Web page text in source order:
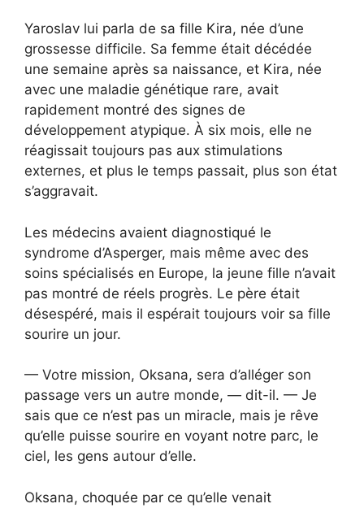
Yaroslav lui parla de sa fille Kira, née d’une
grossesse difficile. Sa femme était décédée
une semaine après sa naissance, et Kira, née
avec une maladie génétique rare, avait
rapidement montré des signes de
développement atypique. À six mois, elle ne
réagissait toujours pas aux stimulations
externes, et plus le temps passait, plus son état
s’aggravait.
Les médecins avaient diagnostiqué le
syndrome d’Asperger, mais même avec des
soins spécialisés en Europe, la jeune fille n’avait
pas montré de réels progrès. Le père était
désespéré, mais il espérait toujours voir sa fille
sourire un jour.
— Votre mission, Oksana, sera d’alléger son
passage vers un autre monde, — dit-il. — Je
sais que ce n’est pas un miracle, mais je rêve
qu’elle puisse sourire en voyant notre parc, le
ciel, les gens autour d’elle.
Oksana, choquée par ce qu’elle venait